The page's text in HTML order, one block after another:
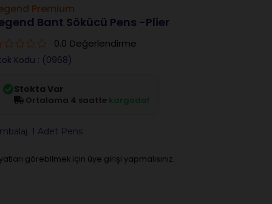
Premium
Bant Sökücü Pens -Plier
0.0 Değerlendirme
Kodu (0968)
Stokta Var
Ortalama 4 saatte kargoda!
1 Adet Pens
görebilmek için üye girişi yapmalısınız.